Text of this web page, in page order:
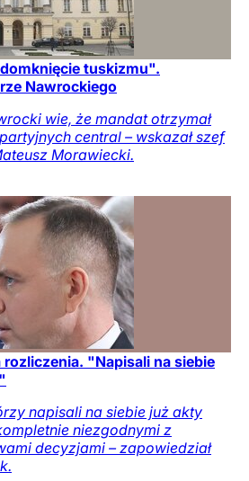
tuskizmu".
Nawrockiego
wie, że mandat otrzymał
central – wskazał szef
Morawiecki.
"Napisali na siebie
napisali na siebie już akty
niezgodnymi z
decyzjami – zapowiedział